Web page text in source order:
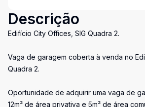
Descrição
Edifício City Offices, SIG Quadra 2.
Vaga de garagem coberta à venda no
Quadra 2.
Oportunidade de adquirir uma vaga de
12m² de área privativa e 5m² de área